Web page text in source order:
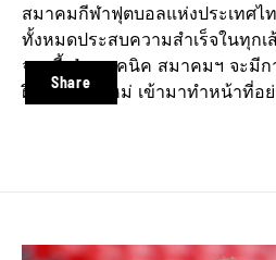
Share
สมาคมกีฬาฟุตบอลแห่งประเทศไ
ทั้งหมดประสบความสำเร็จในทุกเ
จากนี้ ฝ่ายเทคนิค สมาคมฯ จะมี
ฝึกสอนคนใหม่ เข้ามาทำหน้าที่อ